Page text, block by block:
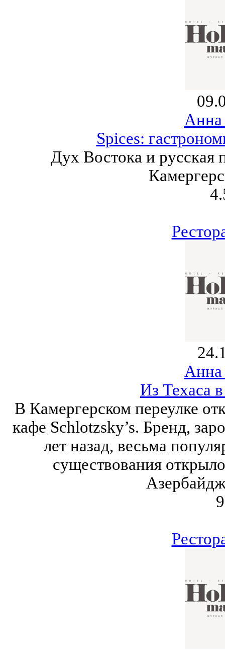
Анна
Spices:
Дух Востока и русская
Анна
Из Техаса
В Камергерском переулке
кафе Schlotzsky’s. Бренд,
лет назад, весьма
существования